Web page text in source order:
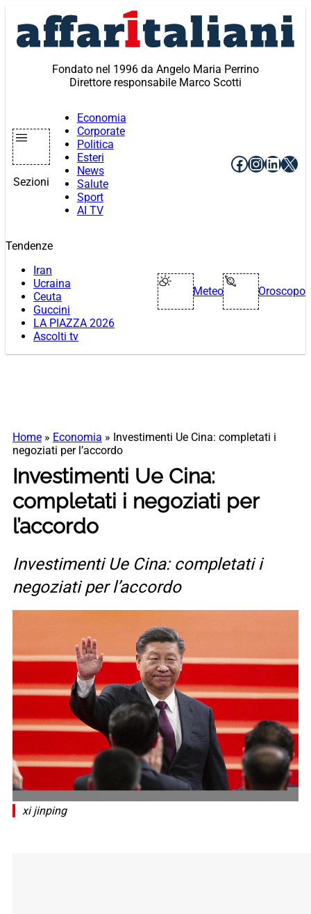
contenuto
Fondato nel 1996 da Angelo Maria Perrino
Direttore responsabile Marco Scotti
Sezioni
Economia
Corporate
Politica
Esteri
News
Salute
Sport
AI TV
Facebook
X
Tendenze
Iran
Ucraina
Ceuta
Guccini
LA PIAZZA 2026
Ascolti tv
Meteo Oroscopo
Home » Economia » Investimenti Ue Cina: completati i
negoziati per l’accordo
Investimenti Ue Cina:
completati i negoziati per
l’accordo
Investimenti Ue Cina: completati i
negoziati per l’accordo
xi jinping